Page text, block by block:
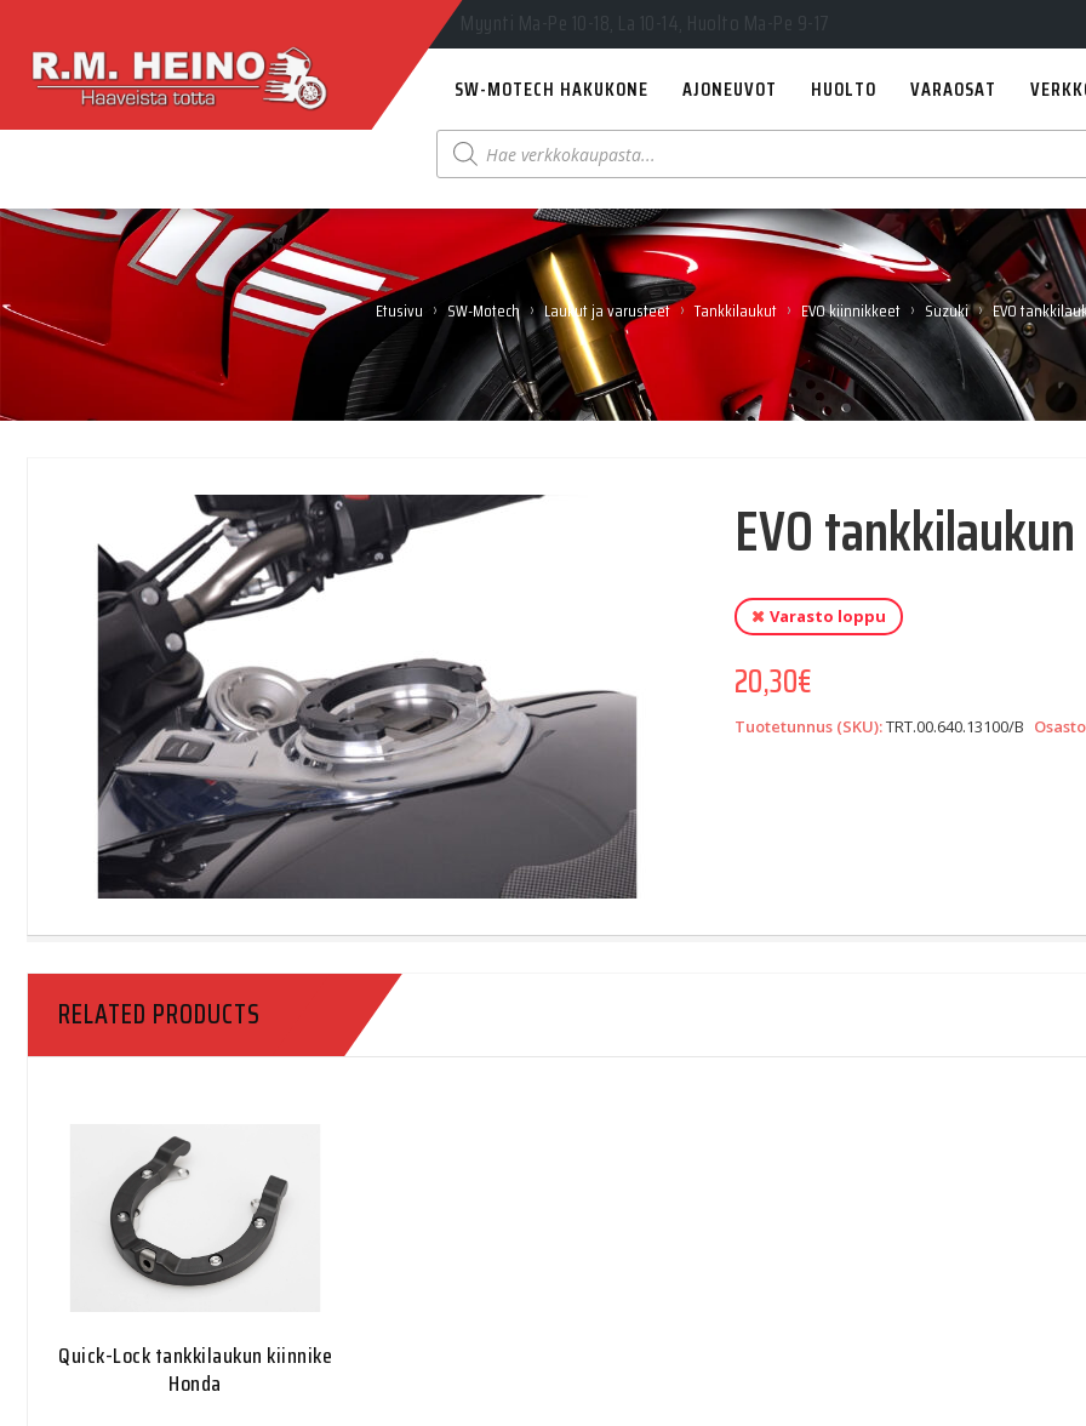
SW-MOTECH HAKUKONE AJONEUVOT HUOLTO VARAOSAT
Products
search
Etusivu › SW-Motech › Laukut ja varusteet › Tankkilaukut › EVO kiinnikkeet › Suzuki › EVO
EVO
Varasto loppu
20,30€
Tuotetunnus (SKU):TRT.00.640.13100/B
RELATED PRODUCTS
Quick-Lock tankkilaukun kiinnike
Honda